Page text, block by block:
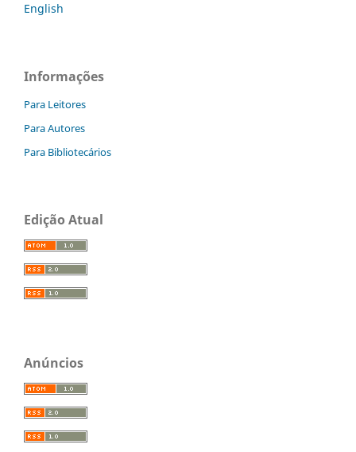
English
Informações
Para Leitores
Para Autores
Para Bibliotecários
Edição Atual
Anúncios